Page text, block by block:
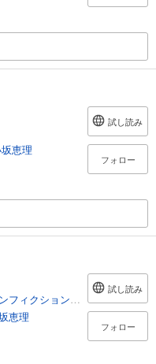
恵理
試し読み
フォロー
ィクション・ドキュメンタリー
恵理
試し読み
フォロー